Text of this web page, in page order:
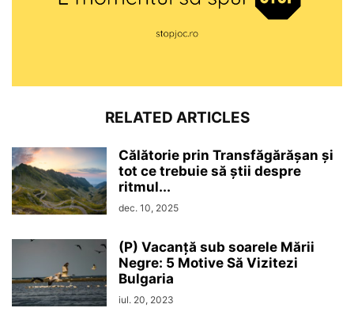
RELATED ARTICLES
Călătorie prin Transfăgărășan și
tot ce trebuie să știi despre
ritmul...
dec. 10, 2025
(P) Vacanță sub soarele Mării
Negre: 5 Motive Să Vizitezi
Bulgaria
iul. 20, 2023